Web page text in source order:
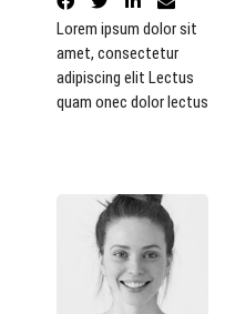
Lorem ipsum dolor sit
amet, consectetur
adipiscing elit Lectus
quam onec dolor lectus